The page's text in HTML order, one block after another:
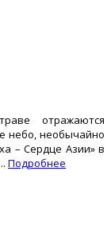
отражаются
небо, необычайно
– Сердце Азии» в
Подробнее